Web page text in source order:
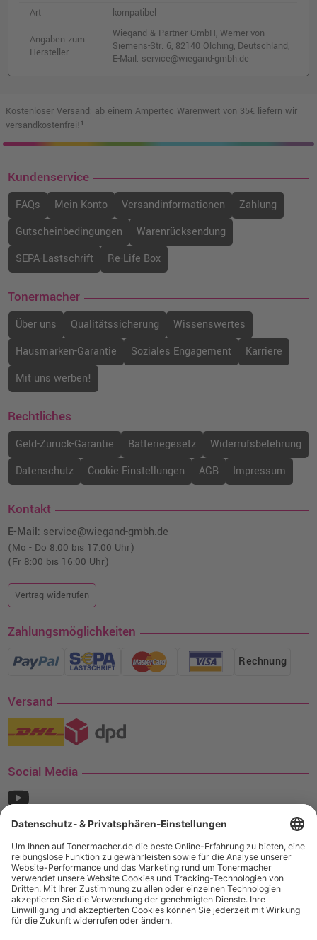
Art
kompatibel
Angaben zum
Hersteller
Wiegand & Partner GmbH, Werner-von-
Siemens-Str. 6, 82140 Olching, Deutschland,
E-Mail: service@wiegand-gmbh.de
Kostenloser Versand: ab einem Ampertec Warenwert von 35€ liefern wir
versandkostenfrei!¹
Kundenservice
FAQs Mein Konto Versandinformationen
Zahlung
Gutscheinbedingungen
Warenrücksendung
SEPA-Lastschrift
Re-Life Box
Tonermacher
Über uns Qualitätssicherung
Wissenswertes
Hausmarken-Garantie
Soziales Engagement
Karriere
Mit uns werben!
Rechtliches
Geld-Zurück-Garantie Batteriegesetz
Widerrufsbelehrung
Datenschutz
Cookie Einstellungen AGB Impressum
Kontakt
E-Mail: service@wiegand-gmbh.de
(Mo - Do 8:00 bis 17:00 Uhr)
(Fr 8:00 bis 16:00 Uhr)
Vertrag widerrufen
Zahlungsmöglichkeiten
Rechnung
Versand
Social Media
¹ Nur gültig für den Versand innerhalb Deutschlands. Befindet sich ein Warenwert
von mindestens 35€ (inkl. Mwst.) an Ampertec Artikeln in Ihrem Warenkorb, ist der
Versand für Sie kostenfrei.